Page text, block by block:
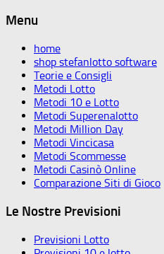
Menu
home
shop stefanlotto software
Teorie e Consigli
Metodi Lotto
Metodi 10 e Lotto
Metodi Superenalotto
Metodi Million Day
Metodi Vincicasa
Metodi Scommesse
Metodi Casinò Online
Comparazione Siti di Gioco
Le Nostre Previsioni
Previsioni Lotto